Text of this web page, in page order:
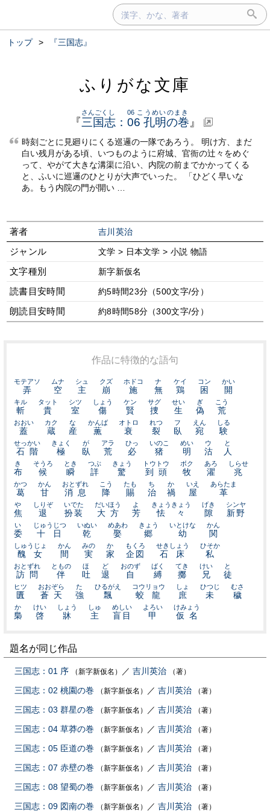
トップ > 『三国志』
ふりがな文庫
『三国志
さんごくし
： 06 孔明の巻
06 こうめいのまき
』
時刻ごとに見廻りにくる巡邏の一隊であろう。 明け方、まだ
白い残月がある頃、いつものように府城、官衙の辻々をめぐ
って、やがて大きな溝渠に沿い、内院の前までかかってくる
と、ふいに巡邏のひとりが大声でいった。 「ひどく早いな
あ。もう内院の門が開い …
著者 吉川英治
ジャンル 文学 > 日本文学 > 小説 物語
文字種別 新字新仮名
読書目安時間 約5時間23分（500文字/分）
朗読目安時間 約8時間58分（300文字/分）
作品に特徴的な語句
弄
モテアソ
空
ムナ
主
シュ
崩
クズ
施
ホドコ
無
ナ
鶏
ケイ
困
コン
開
かい
斬
キル
貴
タット
室
シツ
傷
しょう
賢
ケン
捜
サグ
生
せい
偽
ぎ
荒
こう
蓋
おおい
蔵
カク
産
な
薫
かんば
衰
オトロ
裂
れつ
臥
フ
宛
えん
験
しる
石階
せっかい
極
きょく
臥
が
荒
アラ
必
ひっ
猪
いのこ
明
めい
沽
ウ
人
と
布
き
候
そうろ
瞬
とき
詳
つぶ
驚
きょう
到頭
トウトウ
牧
ボク
濯
あろ
兆
しらせ
葛
かつ
甘
かん
消息
おとずれ
降
こう
賜
たも
治
ち
禍
か
屋
いえ
革
あらたま
焦
や
退
しりぞ
扮装
いでた
大方
だいほう
芳
よ
怯々
きょうきょう
隙
げき
新野
シンヤ
委
い
十日
じゅうじつ
乾
いぬい
娶
めあわ
郷
きょう
幼
いとけな
関
かん
醜女
しゅうじょ
間
かん
実
みの
家
か
企図
もくろ
石床
せきしょう
私
ひそか
訪問
おとずれ
伴
ともの
吐
ほ
退
ど
自
おのず
縛
ばく
擲
てき
兄
けい
徒
と
匱
ヒツ
蒼天
おおぞら
強
た
飄
ひるがえ
蛟龍
コウリョウ
庶
しょ
未
ひつじ
穢
むさ
梟
か
啓
けい
牀
しょう
主
しゅ
盲目
めしい
甲
よろい
仮名
けみょう
題名が同じ作品
三国志：01 序 （新字新仮名） ／ 吉川英治 （著）
三国志：02 桃園の巻 （新字新仮名） ／ 吉川英治 （著）
三国志：03 群星の巻 （新字新仮名） ／ 吉川英治 （著）
三国志：04 草莽の巻 （新字新仮名） ／ 吉川英治 （著）
三国志：05 臣道の巻 （新字新仮名） ／ 吉川英治 （著）
三国志：07 赤壁の巻 （新字新仮名） ／ 吉川英治 （著）
三国志：08 望蜀の巻 （新字新仮名） ／ 吉川英治 （著）
三国志：09 図南の巻 （新字新仮名） ／ 吉川英治 （著）